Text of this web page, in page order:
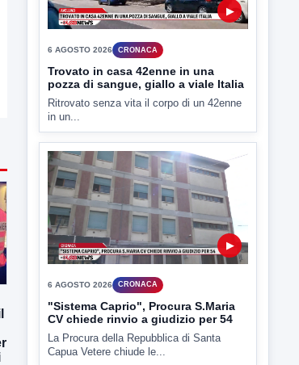
▶
6 AGOSTO 2026 CRONACA
Trovato in casa 42enne in una
pozza di sangue, giallo a viale Italia
Ritrovato senza vita il corpo di un 42enne
in un...
▶
6 AGOSTO 2026 CRONACA
"Sistema Caprio", Procura S.Maria
CV chiede rinvio a giudizio per 54
La Procura della Repubblica di Santa
Capua Vetere chiude le...